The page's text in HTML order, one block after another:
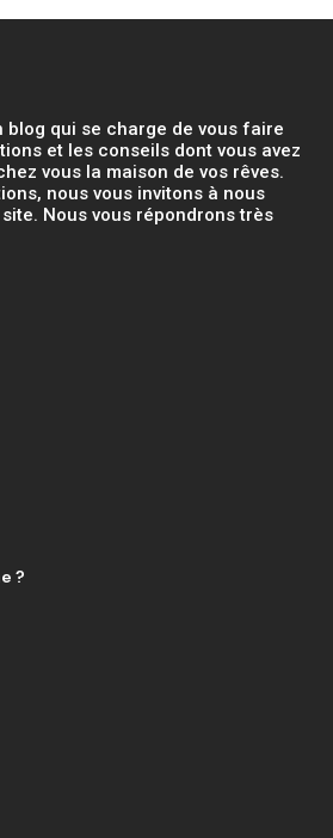
blog qui se charge de vous faire
et les conseils dont vous avez
vous la maison de vos rêves.
nous vous invitons à nous
Nous vous répondrons très
?